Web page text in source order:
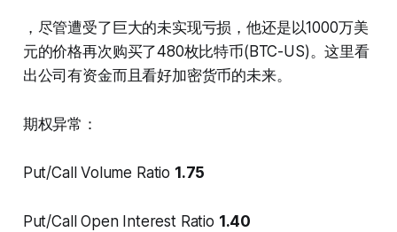
，尽管遭受了巨大的未实现亏损，他还是以1000万美
元的价格再次购买了480枚比特币(BTC-US)。这里看
出公司有资金而且看好加密货币的未来。
期权异常：
Put/Call Volume Ratio 1.75
Put/Call Open Interest Ratio 1.40